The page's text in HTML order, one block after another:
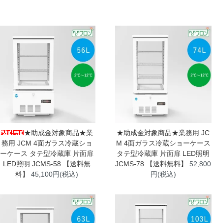
★助成金対象商品★業
務用 JCM 4面ガラス冷蔵ショ
ーケース タテ型冷蔵庫 片面扉
LED照明 JCMS-58 【送料無
料】
45,100円(税込)
★助成金対象商品★業務用 JC
M 4面ガラス冷蔵ショーケース
タテ型冷蔵庫 片面扉 LED照明
JCMS-78 【送料無料】
52,800
円(税込)